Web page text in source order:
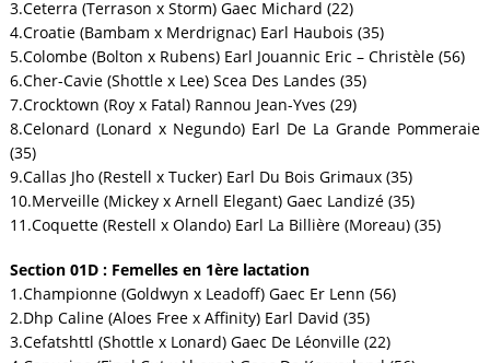
3.Ceterra (Terrason x Storm) Gaec Michard (22)
4.Croatie (Bambam x Merdrignac) Earl Haubois (35)
5.Colombe (Bolton x Rubens) Earl Jouannic Eric – Christèle (56)
6.Cher-Cavie (Shottle x Lee) Scea Des Landes (35)
7.Crocktown (Roy x Fatal) Rannou Jean-Yves (29)
8.Celonard (Lonard x Negundo) Earl De La Grande Pommeraie
(35)
9.Callas Jho (Restell x Tucker) Earl Du Bois Grimaux (35)
10.Merveille (Mickey x Arnell Elegant) Gaec Landizé (35)
11.Coquette (Restell x Olando) Earl La Billière (Moreau) (35)
Section 01D : Femelles en 1ère lactation
1.Championne (Goldwyn x Leadoff) Gaec Er Lenn (56)
2.Dhp Caline (Aloes Free x Affinity) Earl David (35)
3.Cefatshttl (Shottle x Lonard) Gaec De Léonville (22)